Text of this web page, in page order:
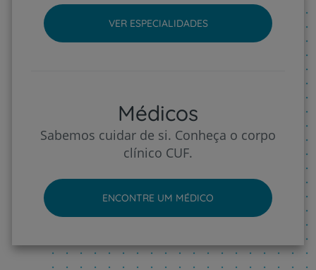
VER ESPECIALIDADES
Médicos
Sabemos cuidar de si. Conheça o corpo
clínico CUF.
ENCONTRE UM MÉDICO